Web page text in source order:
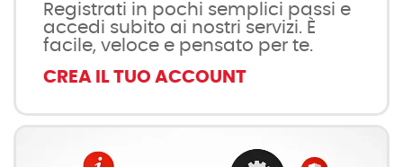
Registrati in pochi semplici passi e
accedi subito ai nostri servizi. È
facile, veloce e pensato per te.
CREA IL TUO ACCOUNT